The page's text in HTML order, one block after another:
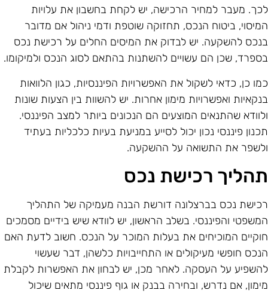
מעבר למחיר הרכישה, יש לקחת בחשבון את עלויות
ביטוח הנכס, תחזוקה שוטפת ודמי ניהול אם מדובר
להשקעה. יש לבדוק את המיסים החלים על רכישת נכס
שכן הם עשויים להשתנות בהתאם לסוג הנכס ולמיקומו.
כן, כדאי לשקול את האפשרויות הפיננסיות, כגון הלוואות
ואפשרויות מימון אחרות. יש להשוות בין הצעות שונות
שהתנאים המוצעים הם הנכונים ביותר למצב הפיננסי.
פיננסי נכון יכול לסייע במניעת בעיות כלכליות בעתיד
את התשואה על ההשקעה.
רכישת נכס
נכס בברצלונה דורשת הבנה מעמיקה של התהליך
והפיננסי. בשלב הראשון, יש לוודא שיש בידיים מסמכים
המוכיחים את בעלות המוכר על הנכס. חשוב לדעת האם
חופשי מעיקולים או התחייבויות כלשהן, דבר שעשוי
על העסקה. לאחר מכן, יש לבחון את האפשרות לקבלת
אם נדרש, ובחירה בבנק או גוף פיננסי מתאים שיכול